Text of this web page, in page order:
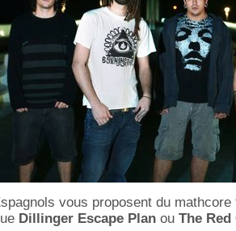
vous proposent du
Dillinger Escape Plan ou The Red